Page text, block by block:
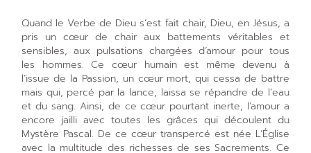
Quand le Verbe de Dieu s’est fait chair, Dieu, en Jésus, a
pris un cœur de chair aux battements véritables et
sensibles, aux pulsations chargées d’amour pour tous
les hommes. Ce cœur humain est même devenu à
l’issue de la Passion, un cœur mort, qui cessa de battre
mais qui, percé par la lance, laissa se répandre de l’eau
et du sang. Ainsi, de ce cœur pourtant inerte, l’amour a
encore jailli avec toutes les grâces qui découlent du
Mystère Pascal. De ce cœur transpercé est née L’Église
avec la multitude des richesses de ses Sacrements. Ce